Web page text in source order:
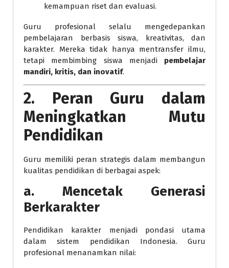
kemampuan riset dan evaluasi.
Guru profesional selalu mengedepankan
pembelajaran berbasis siswa, kreativitas, dan
karakter. Mereka tidak hanya mentransfer ilmu,
tetapi membimbing siswa menjadi pembelajar
mandiri, kritis, dan inovatif.
2. Peran Guru dalam
Meningkatkan Mutu
Pendidikan
Guru memiliki peran strategis dalam membangun
kualitas pendidikan di berbagai aspek:
a. Mencetak Generasi
Berkarakter
Pendidikan karakter menjadi pondasi utama
dalam sistem pendidikan Indonesia. Guru
profesional menanamkan nilai: